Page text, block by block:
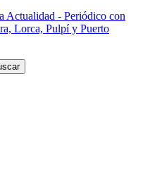
Actualidad - Periódico con
Lorca, Pulpí y Puerto